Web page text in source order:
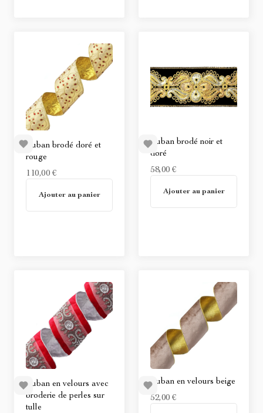
Ruban brodé doré et
rouge
110,00 €
Non disponible
Ajouter au panier
Ruban brodé noir et
doré
58,00 €
Ajouter au panier
Ruban en velours avec
broderie de perles sur
tulle
Ruban en velours beige
52,00 €